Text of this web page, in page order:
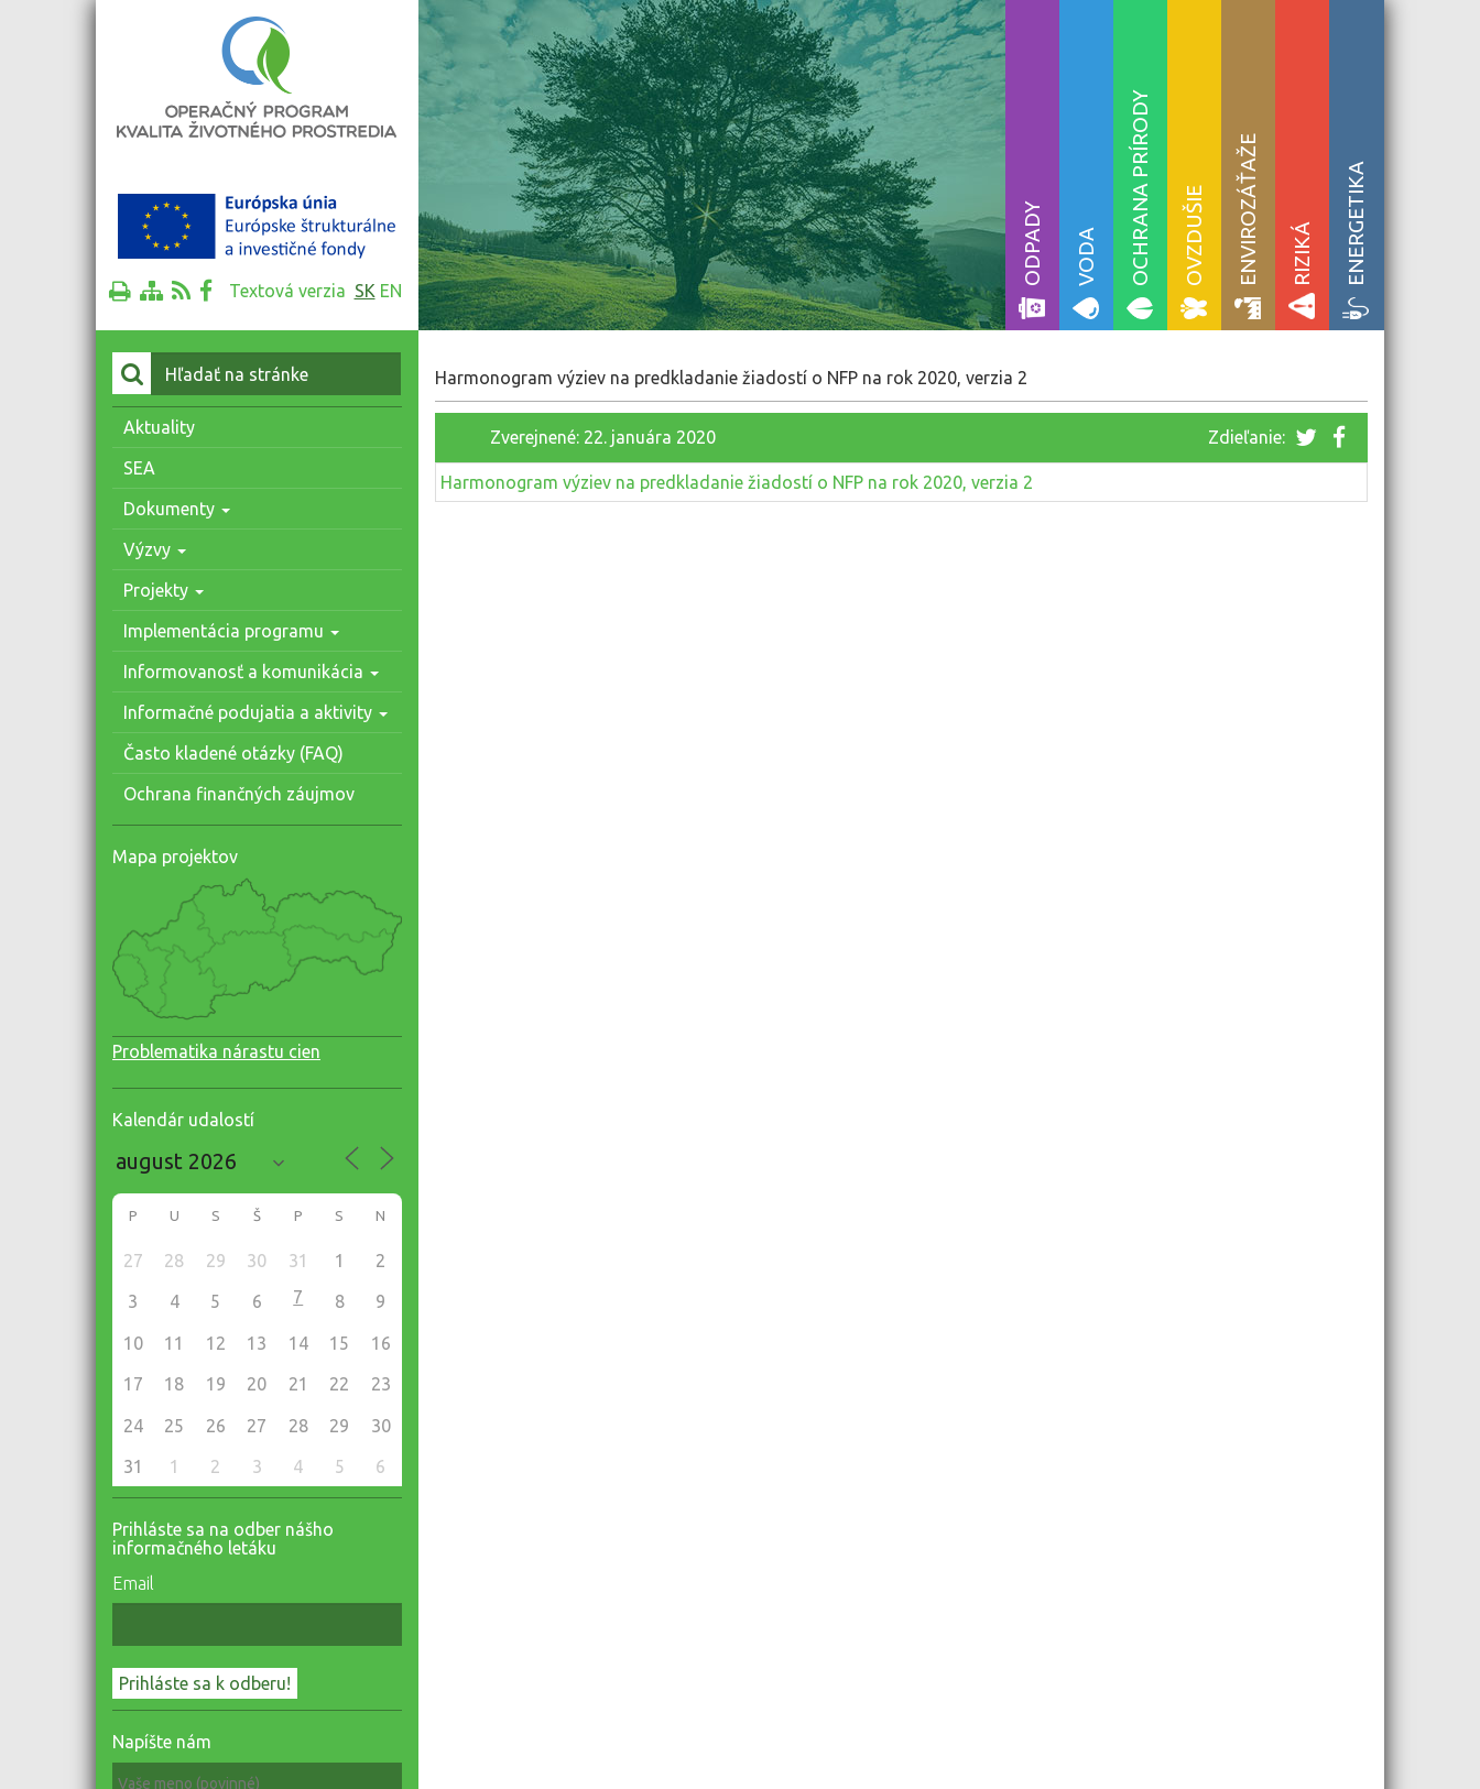
Textová verzia SK EN
ODPADY VODA OCHRANA PRÍRODY OVZDUŠIE ENVIROZÁŤAŽE RIZIKÁ ENERGETIKA
Vyhľadať:
Aktuality
SEA
Dokumenty
Výzvy
Projekty
Implementácia programu
Informovanosť a komunikácia
Informačné podujatia a aktivity
Často kladené otázky (FAQ)
Ochrana finančných záujmov
Mapa projektov
Problematika nárastu cien
Kalendár udalostí
P U S Š P S N
27 28 29 30 31 1 2
3 4 5 6 7 8 9
10 11 12 13 14 15 16
17 18 19 20 21 22 23
24 25 26 27 28 29 30
31 1 2 3 4 5 6
Prihláste sa na odber nášho
informačného letáku
Email
Napíšte nám
Harmonogram výziev na predkladanie žiadostí o NFP na rok 2020, verzia 2
Zverejnené: 22. januára 2020 Zdieľanie:
Harmonogram výziev na predkladanie žiadostí o NFP na rok 2020, verzia 2